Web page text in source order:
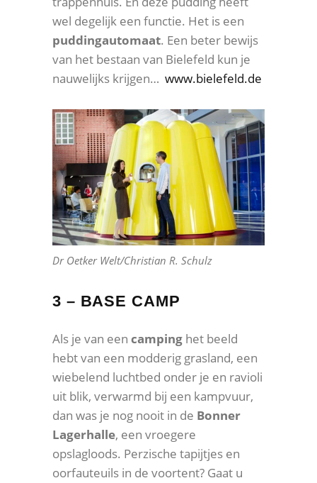
wel degelijk een functie. Het is een
puddingautomaat. Een beter bewijs
van het bestaan van Bielefeld kun je
nauwelijks krijgen… www.bielefeld.de
Dr Oetker Welt/Christian R. Schulz
3 – BASE CAMP
Als je van een camping het beeld
hebt van een modderig grasland, een
wiebelend luchtbed onder je en ravioli
uit blik, verwarmd bij een kampvuur,
dan was je nog nooit in de Bonner
Lagerhalle, een vroegere
opslagloods. Perzische tapijtjes en
oorfauteuils in de voortent? Gaat u